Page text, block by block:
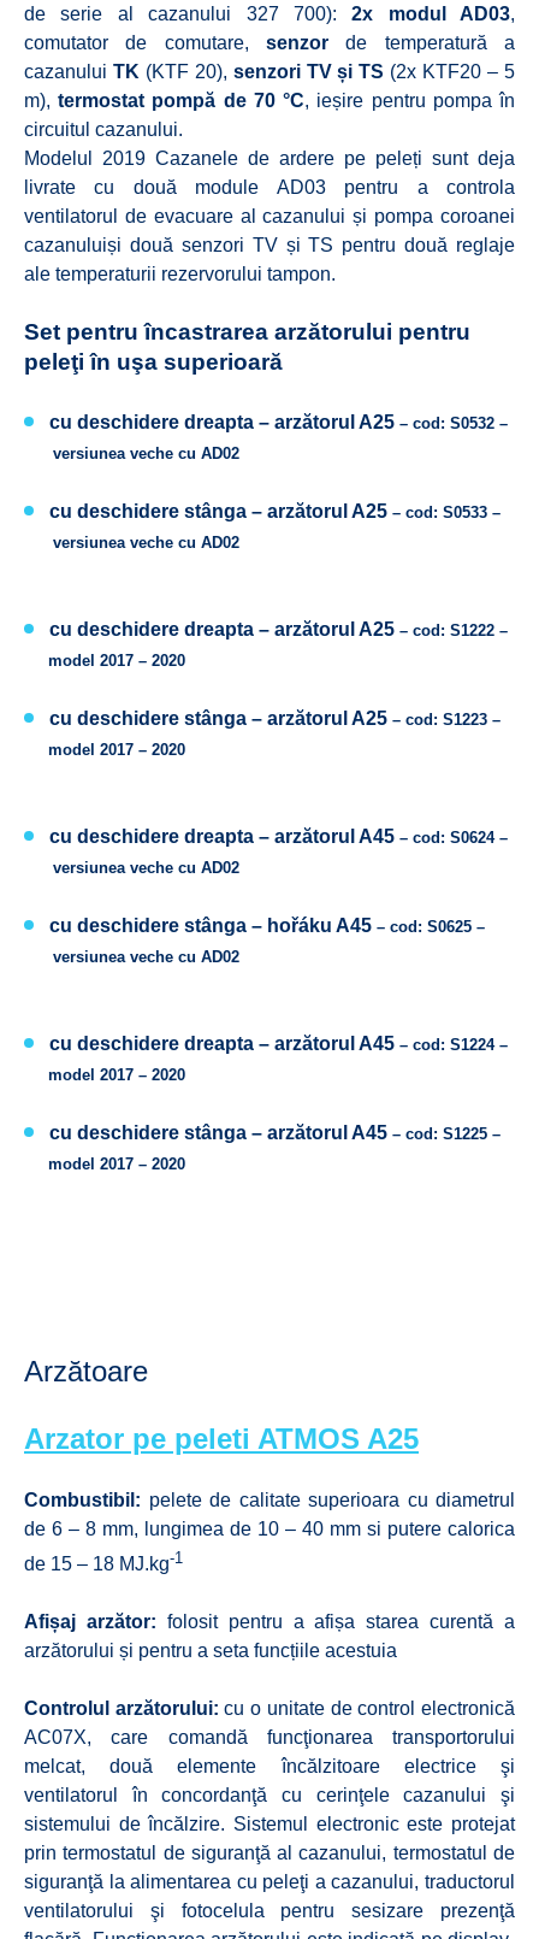
de serie al cazanului 327 700):2x modul AD03,
comutator de comutare, senzorde temperatură a
cazanului TK (KTF 20), senzori TV și TS (2x KTF20 – 5
m), termostat pompă de 70 °C, ieșire pentru pompa în
circuitul cazanului.
Modelul 2019 Cazanele de ardere pe peleți sunt deja
livrate cu două module AD03 pentru a controla
ventilatorul de evacuare al cazanului și pompa coroanei
cazanuluiși două senzori TV și TS pentru două reglaje
ale temperaturii rezervorului tampon.
Set pentru încastrarea arzătorului pentru
peleţi în uşa superioară
cu deschidere dreapta – arzătorul A25 – cod: S0532 –
versiunea veche cu AD02
cu deschidere stânga – arzătorul A25 – cod: S0533 –
versiunea veche cu AD02
cu deschidere dreapta – arzătorul A25 – cod: S1222 –
model 2017 – 2020
cu deschidere stânga – arzătorul A25 – cod: S1223 –
model 2017 – 2020
cu deschidere dreapta – arzătorul A45 – cod: S0624 –
versiunea veche cu AD02
cu deschidere stânga – hořáku A45 – cod: S0625 –
versiunea veche cu AD02
cu deschidere dreapta – arzătorul A45 – cod: S1224 –
model 2017 – 2020
cu deschidere stânga – arzătorul A45 – cod: S1225 –
model 2017 – 2020
Arzătoare
Arzator pe peleti ATMOS A25
Combustibil: pelete de calitate superioara cu diametrul
de 6 – 8 mm, lungimea de 10 – 40 mm si putere calorica
de 15 – 18 MJ.kg-1
Afișaj arzător: folosit pentru a afișa starea curentă a
arzătorului și pentru a seta funcțiile acestuia
Controlul arzătorului: cu o unitate de control electronică
AC07X, care comandă funcţionarea transportorului
melcat, două elemente încălzitoare electrice şi
ventilatorul în concordanţă cu cerinţele cazanului şi
sistemului de încălzire. Sistemul electronic este protejat
prin termostatul de siguranţă al cazanului, termostatul de
siguranţă la alimentarea cu peleţi a cazanului, traductorul
ventilatorului şi fotocelula pentru sesizare prezenţă